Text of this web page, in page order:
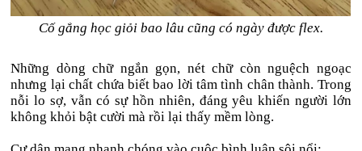
Cố gắng học giỏi bao lâu cũng có ngày được flex.
Những dòng chữ ngắn gọn, nét chữ còn nguệch ngoạc
nhưng lại chất chứa biết bao lời tâm tình chân thành. Trong
nỗi lo sợ, vẫn có sự hồn nhiên, đáng yêu khiến người lớn
không khỏi bật cười mà rồi lại thấy mềm lòng.